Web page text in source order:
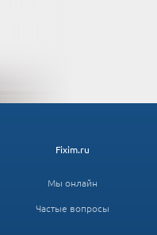
Fixim.ru
Мы онлайн
Частые вопросы